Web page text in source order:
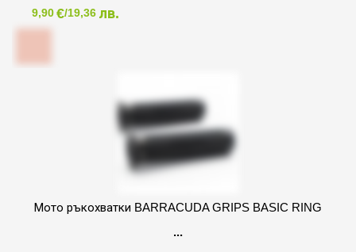
9,90€/19,36 лв.
Мото ръкохватки BARRACUDA GRIPS BASIC RING